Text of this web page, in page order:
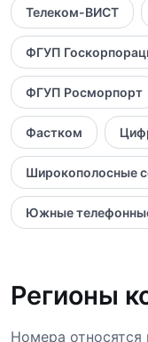
Телеком-ВИСТ
ФГУП
ФГУП Росморпорт
Фастком
Широкополосные
Южные
Регионы
Номера относятся